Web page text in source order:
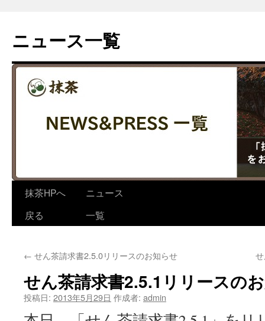
テ
ン
へ
ス
キ
ッ
プ
ニュース一覧
抹茶HPへ
戻る
ニュース
一覧
← せん茶請求書2.5.0リリースのお知らせ
せん茶請求書2.5.1リリースの
投稿日: 2013年5月29日 作成者: admin